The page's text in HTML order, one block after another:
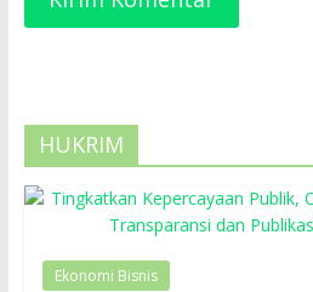
HUKRIM
Ekonomi Bisnis